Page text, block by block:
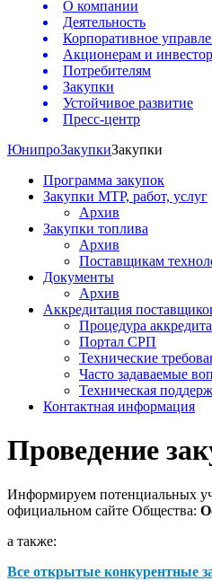
О компании
Деятельность
Корпоративное
Акционерам и
Потребителям
Закупки
Устойчивое развитие
Пресс-центр
ЮнипроЗакупкиЗакупки
Программа закупок
Закупки МТР, работ, услуг
Архив
Закупки топлива
Архив
Поставщикам
Документы
Архив
Аккредитация
Процедура
Портал СРП
Технические
Часто задаваемые
Техническая
Контактная информация
Проведение
Информируем потенциальных
официальном сайте Общества:
а также:
Все открытые конкурентные